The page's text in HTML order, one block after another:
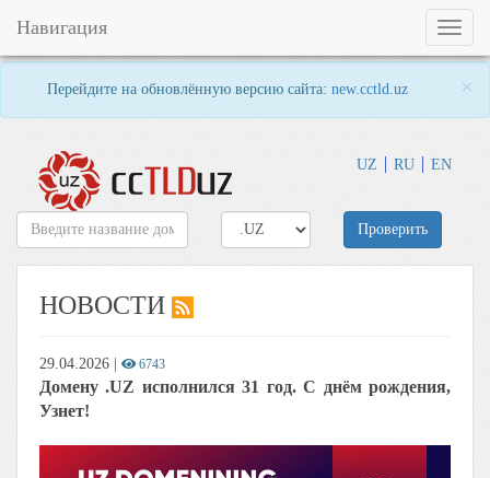
Перейдите на обновлённую версию сайта: new.cctld.uz ×
UZ RU EN
Toggle
Навигация
Проверить
НОВОСТИ
29.04.2026 6743
Домену .UZ исполнился 31 год. С днём рождения,
Узнет!